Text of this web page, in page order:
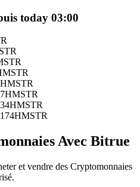
compris des informations
today 03:00
HMSTR
HMSTR
HMSTR
HMSTR
Avec Bitrue
et vendre des Cryptomonnaies